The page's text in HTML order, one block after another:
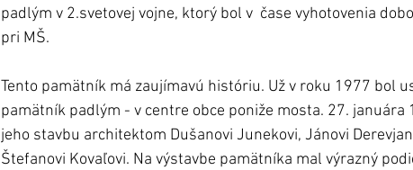
padlým v 2.svetovej vojne, ktorý bol v  čase vyhotovenia
pri MŠ.
Tento pamätník má zaujímavú históriu. Už v roku 1977 bol
pamätník padlým - v centre obce poniže mosta. 27.
jeho stavbu architektom Dušanovi Junekovi, Jánovi
Štefanovi Kovaľovi. Na výstavbe pamätníka mal výrazný